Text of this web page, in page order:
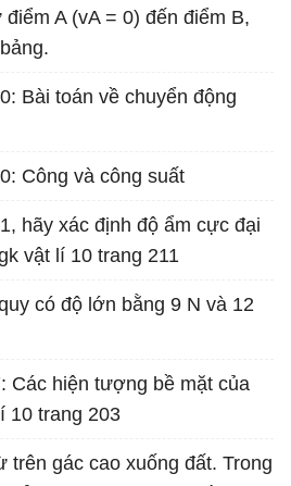
A (vA = 0) đến điểm B,
Bài toán về chuyển động
Công và công suất
hãy xác định độ ẩm cực đại
vật lí 10 trang 211
có độ lớn bằng 9 N và 12
Các hiện tượng bề mặt của
10 trang 203
trên gác cao xuống đất. Trong